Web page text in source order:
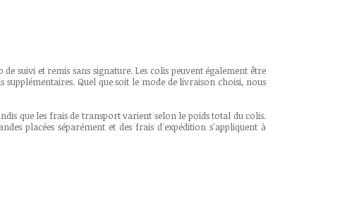
suivi et remis sans signature. Les colis peuvent également être
Quel que soit le mode de livraison choisi, nous
que les frais de transport varient selon le poids total du colis.
placées séparément et des frais d'expédition s'appliquent à